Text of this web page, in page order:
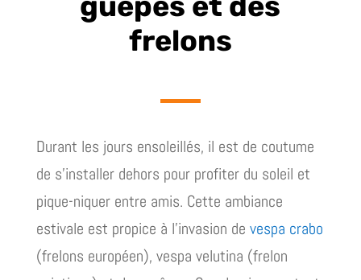
frelons
Durant les jours ensoleillés, il est de coutume
de s’installer dehors pour profiter du soleil et
pique-niquer entre amis. Cette ambiance
estivale est propice à l’invasion de vespa crabo
(frelons européen), vespa velutina (frelon